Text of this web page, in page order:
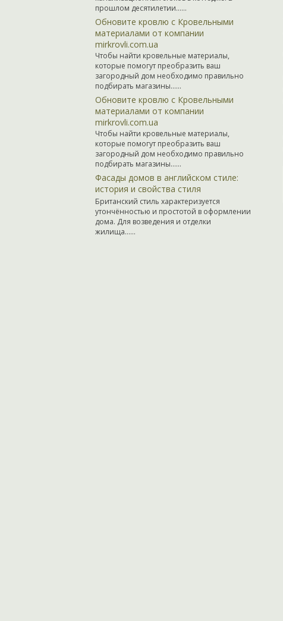
прошлом десятилетии…...
Обновите кровлю с Кровельными
материалами от компании
mirkrovli.com.ua
Чтобы найти кровельные материалы,
которые помогут преобразить ваш
загородный дом необходимо правильно
подбирать магазины…...
Обновите кровлю с Кровельными
материалами от компании
mirkrovli.com.ua
Чтобы найти кровельные материалы,
которые помогут преобразить ваш
загородный дом необходимо правильно
подбирать магазины…...
Фасады домов в английском стиле:
история и свойства стиля
Британский стиль характеризуется
утончённостью и простотой в оформлении
дома. Для возведения и отделки
жилища…...